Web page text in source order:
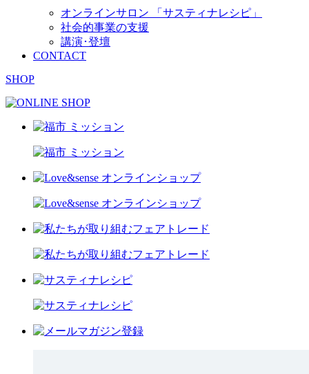
オンラインサロン 「サスティナレシピ」
社会的事業の支援
講演･登壇
CONTACT
SHOP